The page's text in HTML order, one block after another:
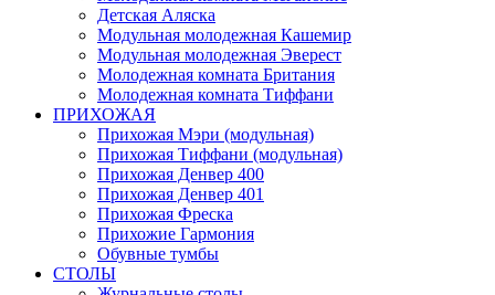
Детская Аляска
Модульная молодежная Кашемир
Модульная молодежная Эверест
Молодежная комната Британия
Молодежная комната Тиффани
ПРИХОЖАЯ
Прихожая Мэри (модульная)
Прихожая Тиффани (модульная)
Прихожая Денвер 400
Прихожая Денвер 401
Прихожая Фреска
Прихожие Гармония
Обувные тумбы
СТОЛЫ